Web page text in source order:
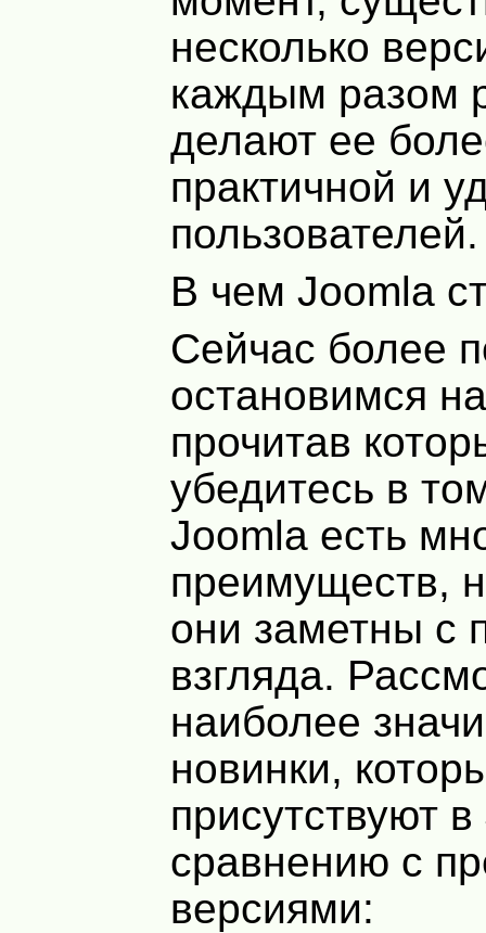
несколько
каждым разом
делают ее
практичной и
пользователей.
В чем Joomla
Сейчас более
остановимся
прочитав
убедитесь в
Joomla есть
преимуществ,
они заметны с
взгляда.
наиболее
новинки,
присутствуют
сравнению с
версиями: